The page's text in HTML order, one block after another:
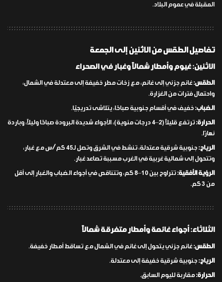
المقبلة في عموم البلاد.
تفاصيل الطقس من الاثنين إلى الجمعة
الاثنين: غيوم وأمطار شمالاً وغبار في الصحراء
الطقس: غائم جزئي إلى غائم، مع زخات مطر خفيفة إلى معتدلة في الشمال،
واحتمال فترات من الغزارة.
الضباب: خفيف في أقسام جنوبية صباحًا، يتلاشى تدريجيًا.
الحرارة:
ترتفع قليلاً (2–4 درجات مئوية)، الأجواء شديدة البرودة صباحًا وليلاً، وباردة
نهارًا.
الرياح:
جنوبية شرقية معتدلة، تنشط في الشرق وتصل لـ45 كم/س مع غبار،
وتتحول إلى شمالية غربية في الغرب مسببة تصاعد غبار.
الرؤية الأفقية:
تتراوح بين 10–8 كم، وتتناقص في أجواء الضباب والغبار إلى أقل
من 3 كم.
الثلاثاء: أجواء غائمة وأمطار متفرقة شمالاً
الطقس: غائم جزئي يتحول إلى غائم في الشمال مع تساقط أمطار خفيفة.
الرياح: جنوبية شرقية خفيفة إلى معتدلة.
الحرارة: مقاربة لليوم السابق.